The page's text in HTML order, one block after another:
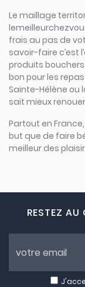
Le maillage
frais au pas de
savoir-faire c’est
produits
bon pour les
Sainte-Hélène ou
sait mieux
Partout en
but que de faire
meilleur des
RESTEZ